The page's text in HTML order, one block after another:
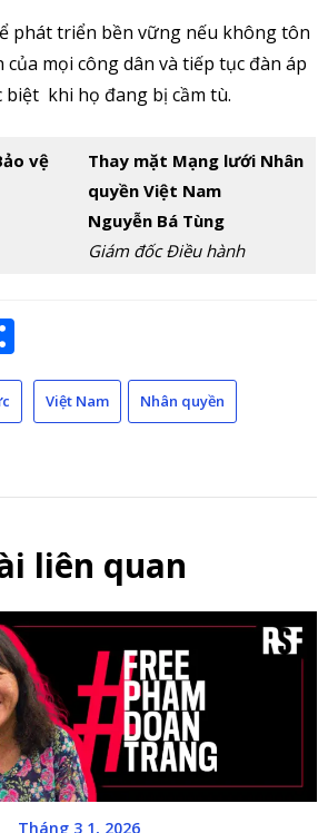
phát triển bền vững nếu không tôn
mọi công dân và tiếp tục đàn áp
biệt khi họ đang bị cầm tù.
vệ
Thay mặt Mạng lưới Nhân
quyền Việt Nam
Nguyễn Bá Tùng
Giám đốc Điều hành
Việt Nam Nhân quyền
liên quan
Tháng 3 1, 2026